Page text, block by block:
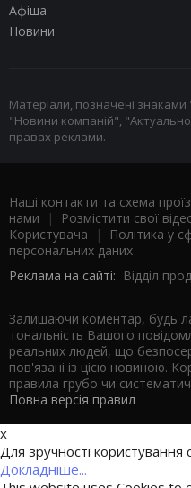
Афіша
Новини
Матеріали, позначені
"Новини компаній",
правах реклами.
Наші контакти та схема
нами | Розмістити свої
Користувача |
Політика у
персональних даних
Реклама на сайті: Відділ
Залишаючи коментар, будь
тональність Вашого
реальних людей, що
пов'язані із цією новиною.
правила грубо чи
Повна версія правил
x
Для зручності
Докладніше...